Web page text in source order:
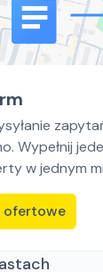
Wypełnij
w jednym
ofertowe